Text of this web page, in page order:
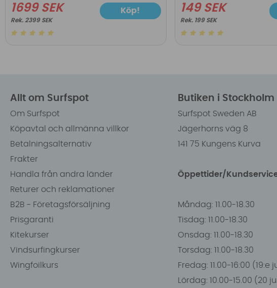
1699 SEK
2399 SEK
Köp! 149 SEK
199 SEK
Allt om Surfspot
Om Surfspot
Köpavtal och allmänna villkor
Betalningsalternativ
Frakter
Handla från andra länder
Returer och reklamationer
B2B - Företagsförsäljning
Prisgaranti
Kitekurser
Vindsurfingkurser
Wingfoilkurs
Butiken i Stockholm
Surfspot Sweden AB
Jägerhorns väg 8
141 75 Kungens Kurva
Öppettider/
Måndag: 11.00-18.30
Tisdag: 11.00-18.30
Onsdag: 11.00-18.30
Torsdag: 11.00-18.30
Fredag: 11.00-16:00 (19:e
Lördag: 10.00-15.00 (20